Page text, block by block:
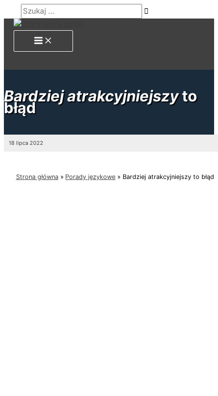
Przejdź
do
treści
Szukaj
…
Bardziej atrakcyjniejszyto
błąd
18 lipca 2022
Strona główna Porady językowe Bardziej atrakcyjniejszy to błąd